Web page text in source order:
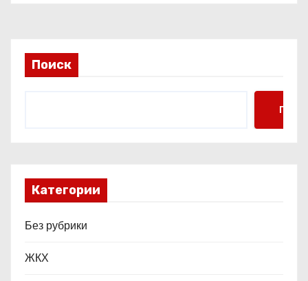
и
с
Поиск
Поиск
Категории
Без рубрики
ЖКХ